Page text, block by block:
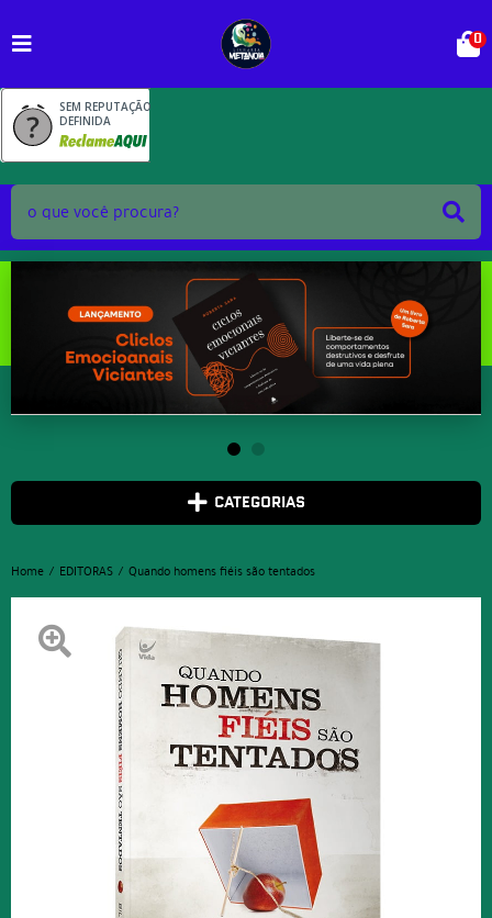
SEM REPUTAÇÃO
DEFINIDA
0
CATEGORIAS
Home EDITORAS Quando homens fiéis são tentados